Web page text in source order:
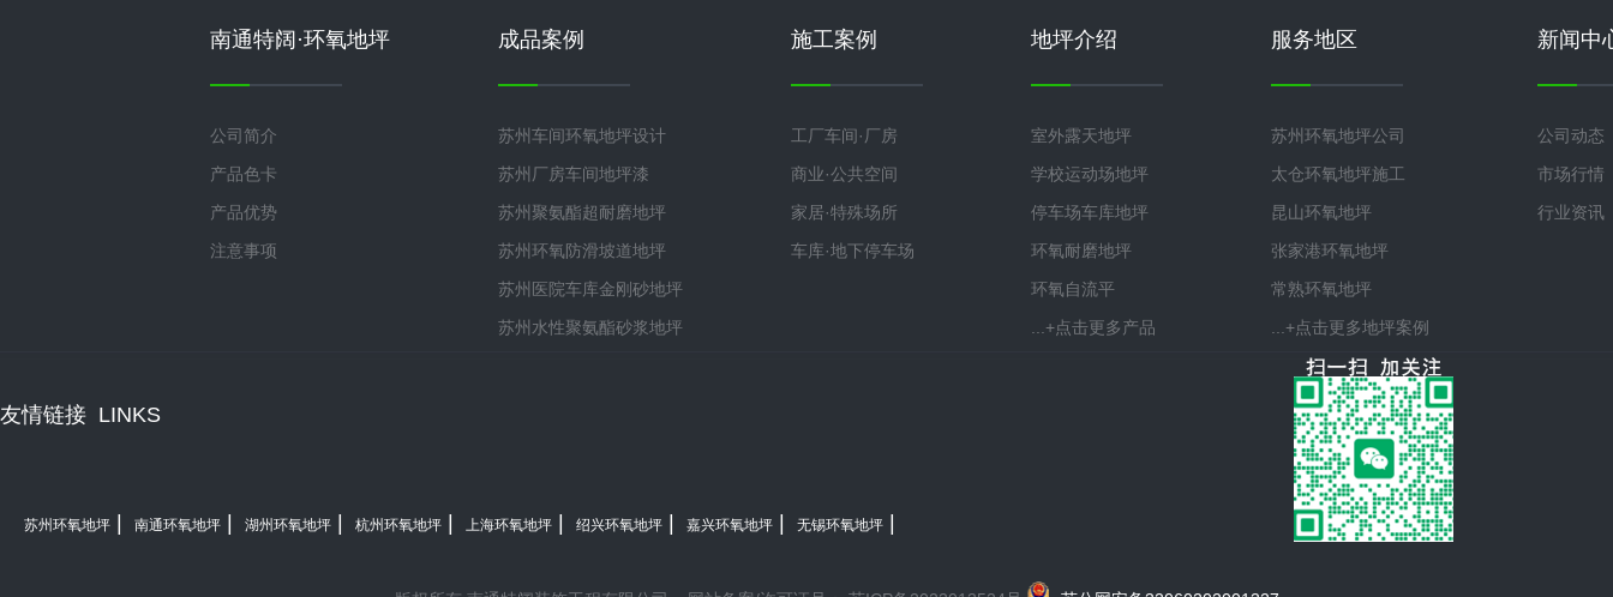
南通特阔·环氧地坪
公司简介
产品色卡
产品优势
注意事项
成品案例
苏州车间环氧地坪设计
苏州厂房车间地坪漆
苏州聚氨酯超耐磨地坪
苏州环氧防滑坡道地坪
苏州医院车库金刚砂地坪
苏州水性聚氨酯砂浆地坪
施工案例
工厂车间·厂房
商业·公共空间
家居·特殊场所
车库·地下停车场
地坪介绍
室外露天地坪
学校运动场地坪
停车场车库地坪
环氧耐磨地坪
环氧自流平
...+点击更多产品
服务地区
苏州环氧地坪公司
太仓环氧地坪施工
昆山环氧地坪
张家港环氧地坪
常熟环氧地坪
...+点击更多地坪案例
新闻中
公司动态
市场行情
行业资讯
友情链接 LINKS
苏州环氧地坪 南通环氧地坪 湖州环氧地坪 杭州环氧地坪 上海环氧地坪 绍兴环氧地坪 嘉兴环氧地坪 无锡环氧地坪